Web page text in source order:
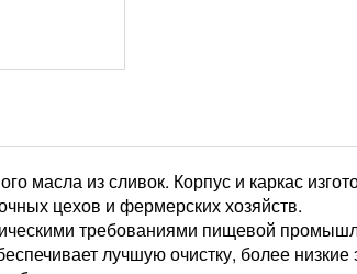
масла из сливок. Корпус и каркас
цехов и фермерских хозяйств.
требованиями пищевой
лучшую очистку, более